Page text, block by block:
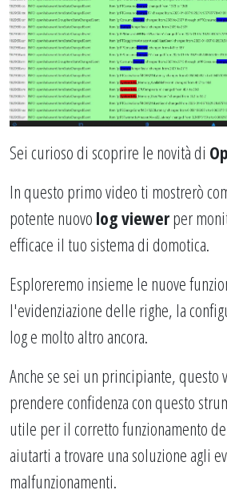
Sei curioso di scoprire le novità di
In questo primo video ti mostrerò
potente nuovo log viewerper
efficace il tuo sistema di domotica.
Esploreremo insieme le nuove
l'evidenziazione delle righe, la
log e molto altro ancora.
Anche se sei un principiante, questo
prendere confidenza con questo
utile per il corretto funzionamento
aiutarti a trovare una soluzione agli
malfunzionamenti.